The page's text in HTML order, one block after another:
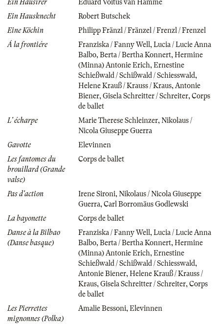
Ein Hausirer
Eduard Voitus van Hamme
Ein Hausknecht
Robert Butschek
Eine Köchin
Philipp Fränzl / Fränzel / Frenzl / Frenzel
Á la frontiére
Franziska / Fanny Well , Lucia / Lucie Anna
Balbo, Berta / Bertha Konnert, Hermine
(Minna) Antonie Erich, Ernestine
Schießwald / Schißwald / Schiesswald,
Helene Krauß / Krauss / Kraus, Antonie
Biener, Gisela Schreitter / Schreiter, Corps
de ballet
L' écharpe
Marie Therese Schleinzer, Nikolaus /
Nicola Giuseppe Guerra
Gavotte
Elevinnen
Les fantomes du
brouillard (Grande
valse)
Corps de ballet
Pas d'action Irene Sironi, Nikolaus / Nicola Giuseppe
Guerra, Carl Borromäus Godlewski
La bayonette
Corps de ballet
Danse à la Bilbao
(Danse basque)
Franziska / Fanny Well , Lucia / Lucie Anna
Balbo, Berta / Bertha Konnert, Hermine
(Minna) Antonie Erich, Ernestine
Schießwald / Schißwald / Schiesswald,
Antonie Biener, Helene Krauß / Krauss /
Kraus, Gisela Schreitter / Schreiter, Corps
de ballet
Les Pierrettes
mignonnes (Polka)
Amalie Bessoni, Elevinnen